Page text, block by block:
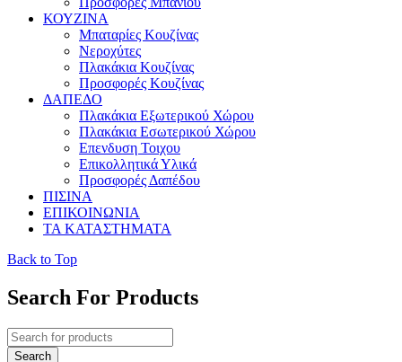
ΚΟΥΖΙΝΑ
Μπαταρίες Κουζίνας
Νεροχύτες
Πλακάκια Κουζίνας
Προσφορές Κουζίνας
ΔΑΠΕΔΟ
Πλακάκια Εξωτερικού Χώρου
Πλακάκια Εσωτερικού Χώρου
Επενδυση Τοιχου
Επικολλητικά Υλικά
Προσφορές Δαπέδου
ΠΙΣΙΝΑ
ΕΠΙΚΟΙΝΩΝΙΑ
ΤΑ ΚΑΤΑΣΤΗΜΑΤΑ
Back to Top
Search For Products